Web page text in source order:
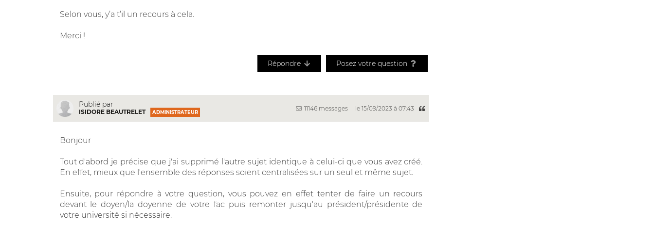
Selon vous, y’a t’il un recours à cela.
Merci !
Répondre Posez votre question
Publié par
ISIDORE BEAUTRELET ADMINISTRATEUR
11146 messages le 15/09/2023 à 07:43
Bonjour
Tout d'abord je précise que j'ai supprimé l'autre sujet identique à celui-ci que vous avez créé.
En effet, mieux que l'ensemble des réponses soient centralisées sur un seul et même sujet.
Ensuite, pour répondre à votre question, vous pouvez en effet tenter de faire un recours
devant le doyen/la doyenne de votre fac puis remonter jusqu'au président/présidente de
votre université si nécessaire.